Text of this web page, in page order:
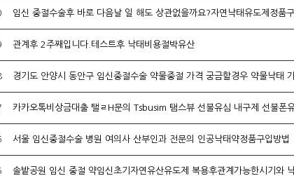
임신 중절수술후 바로 다음날 일 해도 상관없을까요?자연낙태유도제정품
관계후 2주째입니다.테스트후 낙태비용절박유산
경기도 안양시 동안구 임신중절수술 약물중절 가격 궁금할경우 약물낙­태 가
서울 임신중절수술 병원 여의사 산부인과 전문의 인공낙태약정품구입방법
솔밭공원 임신 중절 약임신초기자연유산유도제 복용후관계가능한시기와